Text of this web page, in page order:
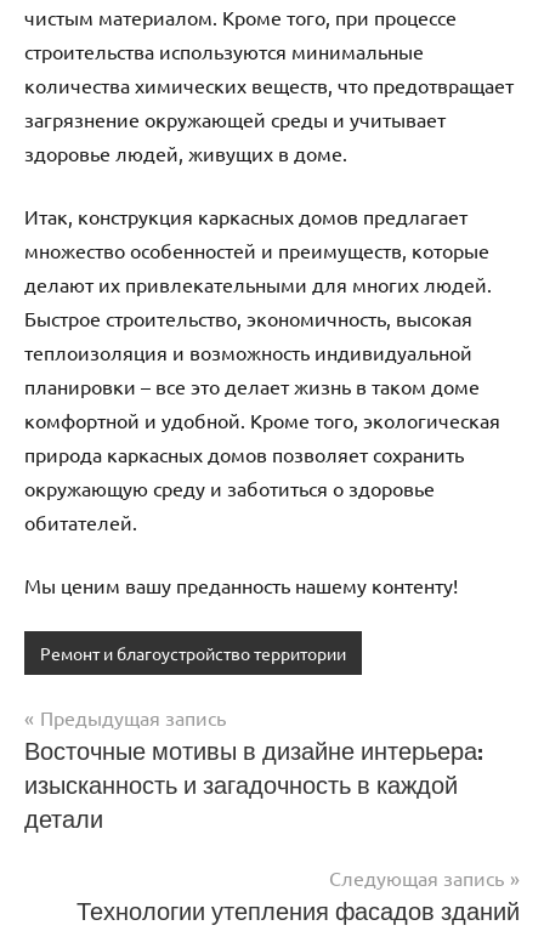
чистым материалом. Кроме того, при процессе
строительства используются минимальные
количества химических веществ, что предотвращает
загрязнение окружающей среды и учитывает
здоровье людей, живущих в доме.
Итак, конструкция каркасных домов предлагает
множество особенностей и преимуществ, которые
делают их привлекательными для многих людей.
Быстрое строительство, экономичность, высокая
теплоизоляция и возможность индивидуальной
планировки – все это делает жизнь в таком доме
комфортной и удобной. Кроме того, экологическая
природа каркасных домов позволяет сохранить
окружающую среду и заботиться о здоровье
обитателей.
Мы ценим вашу преданность нашему контенту!
Ремонт и благоустройство территории
Навигация
по
записям
Предыдущая запись
Восточные мотивы в дизайне интерьера:
изысканность и загадочность в каждой
детали
Следующая запись
Технологии утепления фасадов зданий